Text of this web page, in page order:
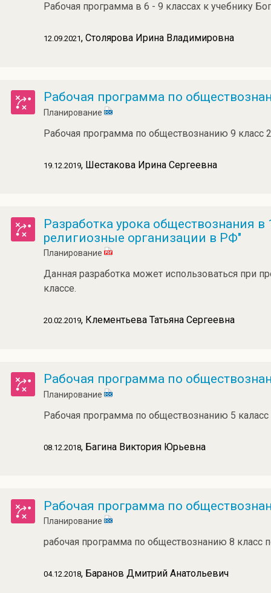
Рабочая программа в 6 - 9 классах к учебнику
12.09.2021, Столярова Ирина Владимировна
Рабочая программа по
Планирование
Рабочая программа по обществознанию 9 класс
19.12.2019, Шестакова Ирина Сергеевна
Разработка урока обществознания
религиозные организации в РФ"
Планирование
Данная разработка может использоваться при
классе.
20.02.2019, Клементьева Татьяна Сергеевна
Рабочая программа по
Планирование
Рабочая программа по обществознанию 5
08.12.2018, Багина Виктория Юрьевна
Рабочая программа по
Планирование
рабочая программа по обществознанию 8
04.12.2018, Баранов Дмитрий Анатольевич